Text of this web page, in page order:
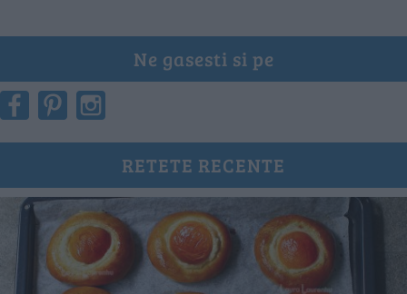
Ne gasesti si pe
RETETE RECENTE